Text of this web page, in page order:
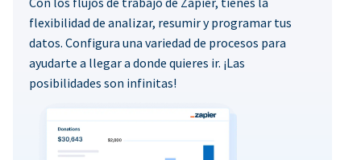
flexibilidad de analizar, resumir y programar tus
datos. Configura una variedad de procesos para
ayudarte a llegar a donde quieres ir. ¡Las
posibilidades son infinitas!